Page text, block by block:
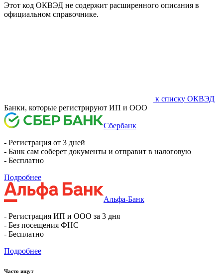
Этот код ОКВЭД не содержит расширенного описания в
официальном справочнике.
к списку ОКВЭД
Банки, которые регистрируют ИП и ООО
Сбербанк
- Регистрация от 3 дней
- Банк сам соберет документы и отправит в налоговую
- Бесплатно
Подробнее
Альфа-Банк
- Регистрация ИП и ООО за 3 дня
- Без посещения ФНС
- Бесплатно
Подробнее
Часто ищут